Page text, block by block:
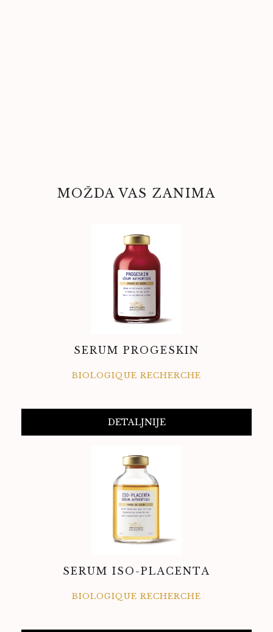
MOŽDA VAS ZANIMA
SERUM PROGESKIN
BIOLOGIQUE RECHERCHE
DETALJNIJE
SERUM ISO-PLACENTA
BIOLOGIQUE RECHERCHE